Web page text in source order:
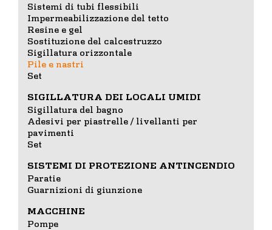
Sistemi di tubi flessibili
Impermeabilizzazione del tetto
Resine e gel
Sostituzione del calcestruzzo
Sigillatura orizzontale
Pile e nastri
Set
SIGILLATURA DEI LOCALI UMIDI
Sigillatura del bagno
Adesivi per piastrelle / livellanti per
pavimenti
Set
SISTEMI DI PROTEZIONE ANTINCENDIO
Paratie
Guarnizioni di giunzione
MACCHINE
Pompe